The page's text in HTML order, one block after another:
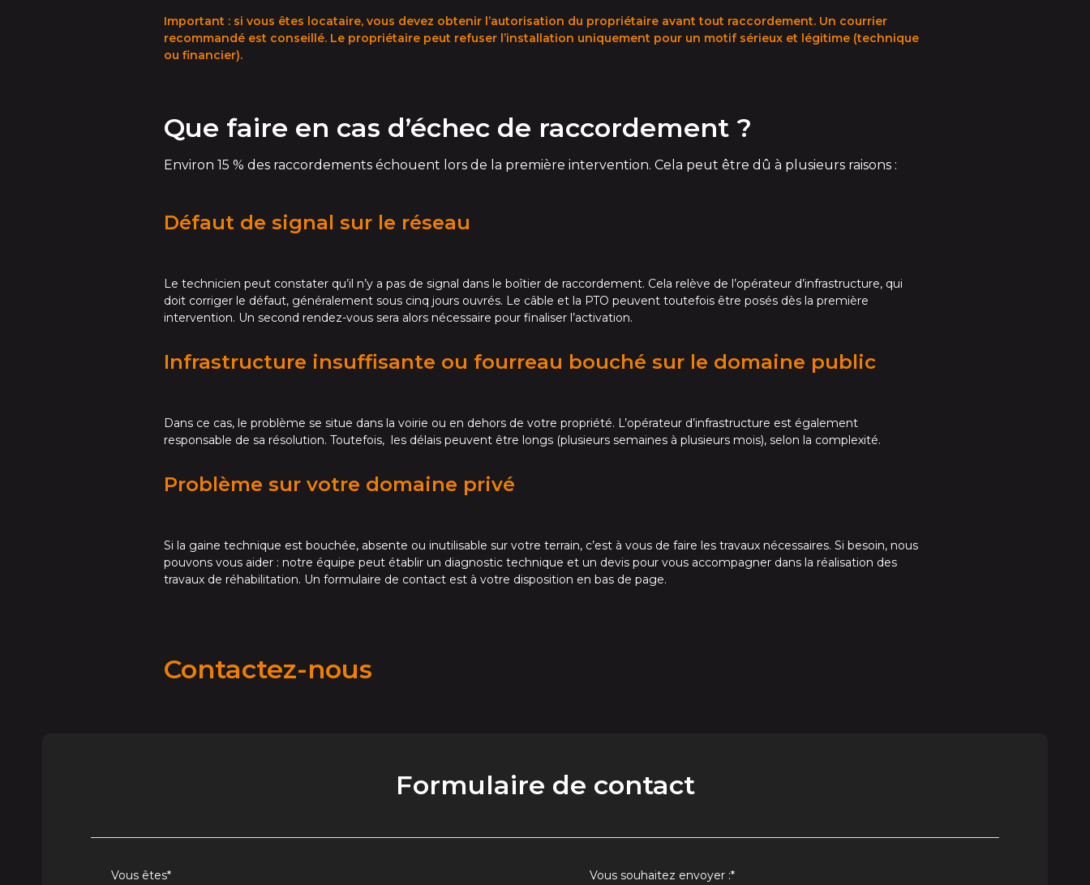
Important : si vous êtes locataire, vous devez obtenir l’autorisation du propriétaire avant tout raccordement. Un courrier
recommandé est conseillé. Le propriétaire peut refuser l’installation uniquement pour un motif sérieux et légitime (technique
ou financier).
Que faire en cas d’échec de raccordement ?
Environ 15 % des raccordements échouent lors de la première intervention. Cela peut être dû à plusieurs raisons :
Défaut de signal sur le réseau
Le technicien peut constater qu’il n’y a pas de signal dans le boîtier de raccordement. Cela relève de l’opérateur d’infrastructure, qui
doit corriger le défaut, généralement sous cinq jours ouvrés. Le câble et la PTO peuvent toutefois être posés dès la première
intervention. Un second rendez-vous sera alors nécessaire pour finaliser l’activation.
Infrastructure insuffisante ou fourreau bouché sur le domaine public
Dans ce cas, le problème se situe dans la voirie ou en dehors de votre propriété. L’opérateur d’infrastructure est également
responsable de sa résolution. Toutefois, les délais peuvent être longs (plusieurs semaines à plusieurs mois), selon la complexité.
Problème sur votre domaine privé
Si la gaine technique est bouchée, absente ou inutilisable sur votre terrain, c’est à vous de faire les travaux nécessaires. Si besoin, nous
pouvons vous aider : notre équipe peut établir un diagnostic technique et un devis pour vous accompagner dans la réalisation des
travaux de réhabilitation. Un formulaire de contact est à votre disposition en bas de page.
Contactez-nous
Formulaire de contact
Vous êtes* Vous souhaitez envoyer :*